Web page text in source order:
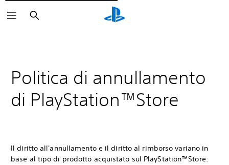
Cerca
Politica di annullamento
di PlayStation™Store
Il diritto all'annullamento e il diritto al rimborso variano in
base al tipo di prodotto acquistato sul PlayStation™Store: